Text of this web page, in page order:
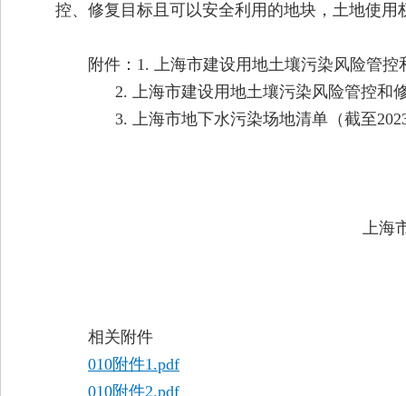
控、修复目标且可以安全利用的地块，土地使
附件：1. 上海市建设用地土壤污染风险管
2. 上海市建设用地土壤污染风险管控和
3. 上海市地下水污染场地清单（截至
上海
相关附件
010附件1.pdf
010附件2.pdf